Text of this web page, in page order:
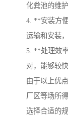
化粪池的维
4. **安装方
运输和安装
5. **处理效
对，能够较
由于以上优
厂区等场所
选择合适的